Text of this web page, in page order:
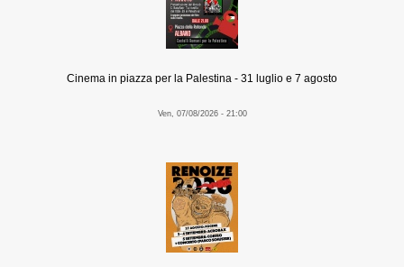
Cinema in piazza per la Palestina - 31 luglio e 7 agosto
Ven, 07/08/2026 - 21:00